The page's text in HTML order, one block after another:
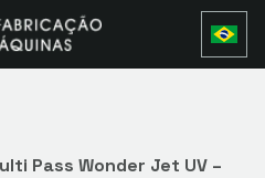
Pass Wonder Jet UV –